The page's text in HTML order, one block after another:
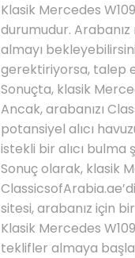
Klasik Mercedes
durumudur.
almayı
gerektiriyorsa, talep
Sonuçta, klasik
Ancak, arabanızı
potansiyel alıcı
istekli bir alıcı bulma
Sonuç olarak, klasik
sitesi, arabanız için
Klasik Mercedes
teklifler almaya